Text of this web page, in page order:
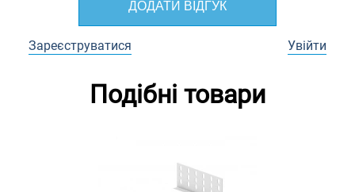
ДОДАТИ ВІДГУК
Зареєструватися Увійти
Подібні товари